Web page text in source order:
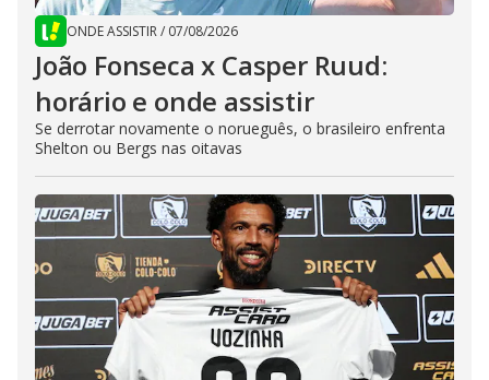
ONDE ASSISTIR/ 07/08/2026
João Fonseca x Casper Ruud:
horário e onde assistir
Se derrotar novamente o norueguês, o brasileiro enfrenta
Shelton ou Bergs nas oitavas